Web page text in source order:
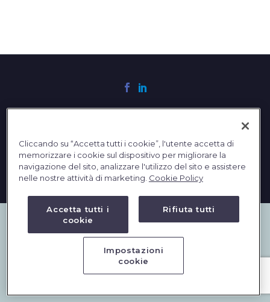
2023 © DBInformation SPA - Partita IVA: 09293820156
PRIVACY|COOKIES
Cliccando su “Accetta tutti i cookie”, l'utente accetta di
memorizzare i cookie sul dispositivo per migliorare la
navigazione del sito, analizzare l'utilizzo del sito e assistere
nelle nostre attività di marketing. Cookie Policy
Accetta tutti i
cookie
Rifiuta tutti
Impostazioni
cookie